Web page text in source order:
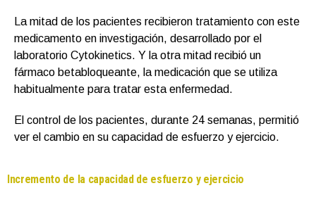
La mitad de los pacientes recibieron tratamiento con este
medicamento en investigación, desarrollado por el
laboratorio Cytokinetics. Y la otra mitad recibió un
fármaco betabloqueante, la medicación que se utiliza
habitualmente para tratar esta enfermedad.
El control de los pacientes, durante 24 semanas, permitió
ver el cambio en su capacidad de esfuerzo y ejercicio.
Incremento de la capacidad de esfuerzo y ejercicio